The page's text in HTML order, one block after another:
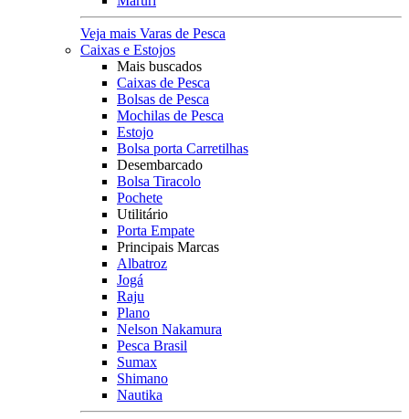
Veja mais Varas de Pesca
Caixas e Estojos
Mais buscados
Caixas de Pesca
Bolsas de Pesca
Mochilas de Pesca
Estojo
Bolsa porta Carretilhas
Desembarcado
Bolsa Tiracolo
Pochete
Utilitário
Porta Empate
Principais Marcas
Albatroz
Jogá
Raju
Plano
Nelson Nakamura
Pesca Brasil
Sumax
Shimano
Nautika